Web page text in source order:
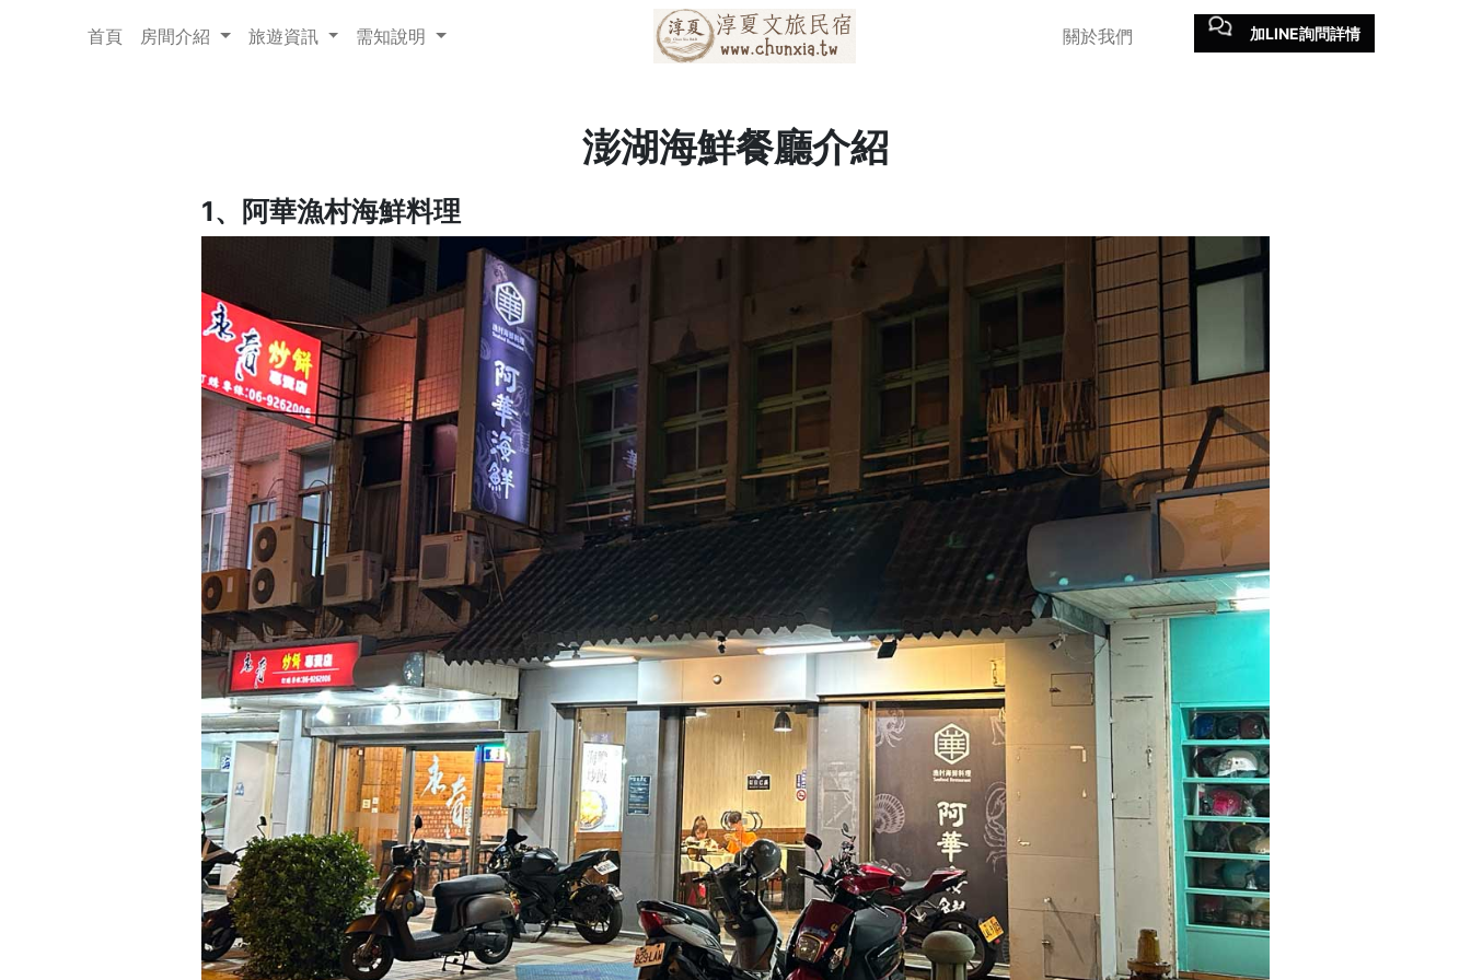
首頁 房間介紹 旅遊資訊 需知說明 關於我們 加LINE詢問詳情
澎湖海鮮餐廳介紹
1、阿華漁村海鮮料理